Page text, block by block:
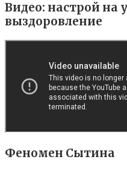
Видео: настрой на
выздоровление
Феномен Сытина